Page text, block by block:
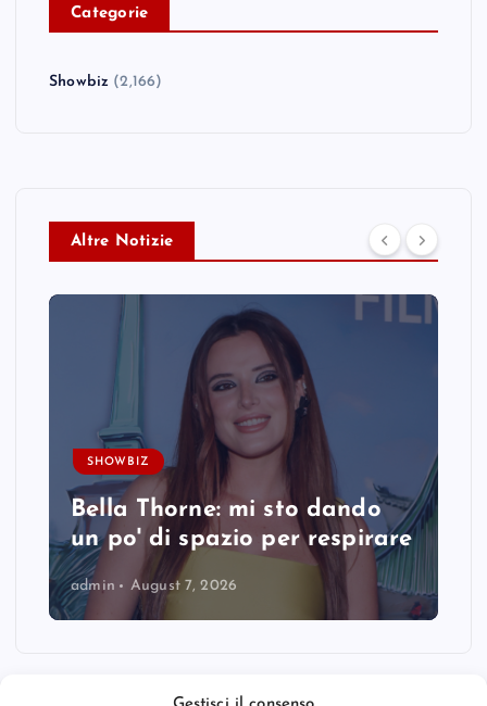
Categorie
Showbiz (2,166)
Altre Notizie
SHOWBIZ
Bella Thorne: mi sto dando
un po' di spazio per respirare
admin August 7, 2026